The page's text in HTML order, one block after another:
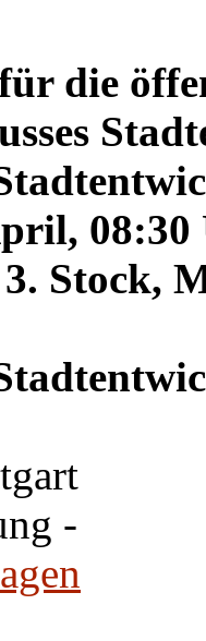
die
3. Stock,
-